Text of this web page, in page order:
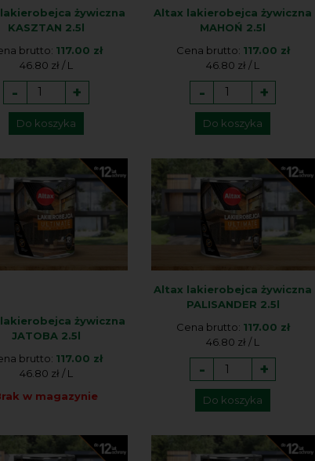
żywiczna
KASZTAN 2.5l
brutto: 117.00 zł
46.80 zł / L
- +
Do koszyka
Altax lakierobejca żywiczna
MAHOŃ 2.5l
Cena brutto: 117.00 zł
46.80 zł / L
- +
Do koszyka
żywiczna
JATOBA 2.5l
brutto: 117.00 zł
46.80 zł / L
w magazynie
Altax lakierobejca żywiczna
PALISANDER 2.5l
Cena brutto: 117.00 zł
46.80 zł / L
- +
Do koszyka